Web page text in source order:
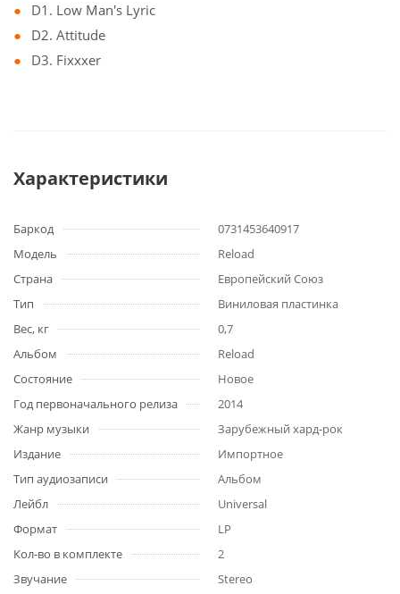
D1. Low Man's Lyric
D2. Attitude
D3. Fixxxer
Характеристики
Баркод
0731453640917
Модель
Reload
Страна
Европейский Союз
Тип
Виниловая пластинка
Вес, кг
0,7
Альбом
Reload
Состояние
Новое
Год первоначального релиза
2014
Жанр музыки
Зарубежный хард-рок
Издание
Импортное
Тип аудиозаписи
Альбом
Лейбл
Universal
Формат
LP
Кол-во в комплекте
2
Звучание
Stereo